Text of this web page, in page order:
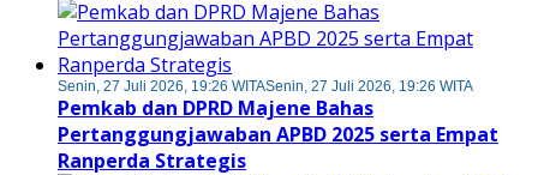
Senin, 27 Juli 2026, 19:26 WITASenin, 27 Juli 2026, 19:26 WITA
Pemkab dan DPRD Majene Bahas
Pertanggungjawaban APBD 2025 serta Empat
Ranperda Strategis